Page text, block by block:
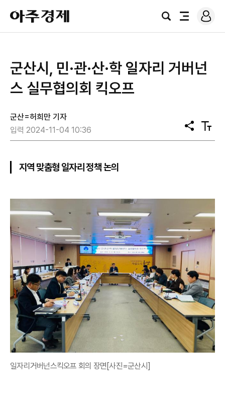
아
주
경
검
전
로
그
군산시, 민·관·산·학 일자리 거버넌
스 실무협의회 킥오프
군산=허희만 기자
입력 2024-11-04 10:36
공
유
텍
스
지역 맞춤형 일자리 정책 논의
일자리거버넌스킥오프 회의 장면[사진=군산시]